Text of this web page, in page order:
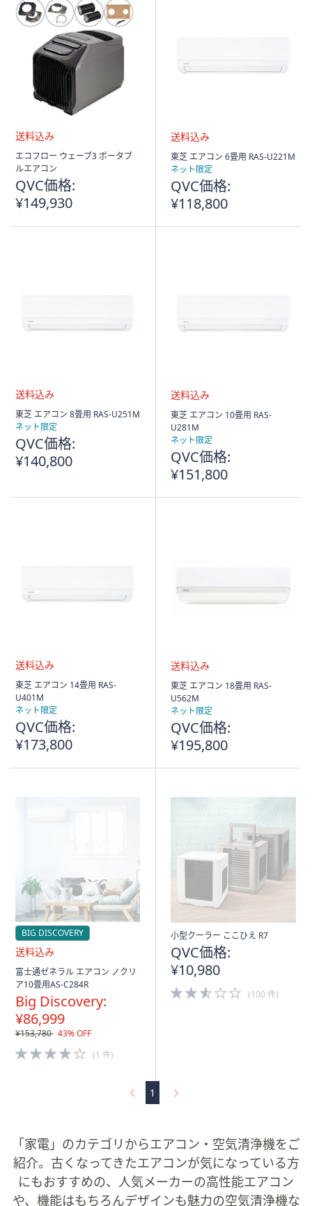
送
料
み
エコフロー ウェーブ3 ポータブ
ルエアコン
QVC価格:
¥149,930
送
料
み
東芝 エアコン 6畳用 RAS-U221M
ネット限定
QVC価格:
¥118,800
送
料
み
東芝 エアコン 8畳用 RAS-U251M
ネット限定
QVC価格:
¥140,800
送
料
込
東芝 エアコン 10畳用 RAS-
U281M
ネット限定
QVC価格:
¥151,800
送
料
込
東芝 エアコン 14畳用 RAS-
U401M
ネット限定
QVC価格:
¥173,800
送
料
込
東芝 エアコン 18畳用 RAS-
U562M
ネット限定
QVC価格:
¥195,800
BIG DISCOVERY
送
料
み
富士通ゼネラル エアコン ノクリ
ア10畳用AS-C284R
Big Discovery:
¥86,999
¥153,780 43% OFF
4.0
of
(1 件)
小型クーラー ここひえ R7
QVC価格:
¥10,980
2.5
of
(100 件)
1
「家電」のカテゴリからエアコン・空気清浄機をご
紹介。古くなってきたエアコンが気になっている方
にもおすすめの、人気メーカーの高性能エアコン
や、機能はもちろんデザインも魅力の空気清浄機な